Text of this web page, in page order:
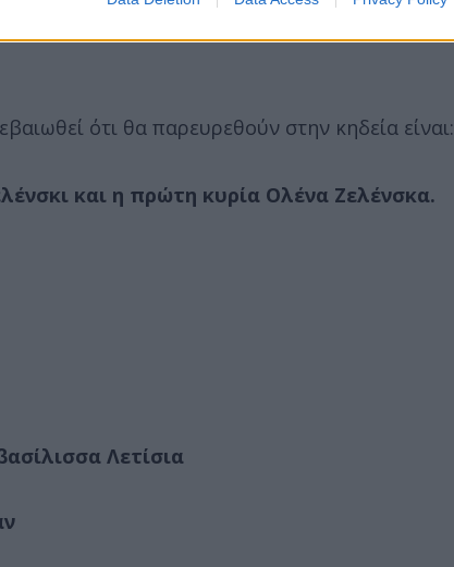
ότι θα παρευρεθούν στην κηδεία είναι:
και η πρώτη κυρία Ολένα Ζελένσκα.
Λετίσια